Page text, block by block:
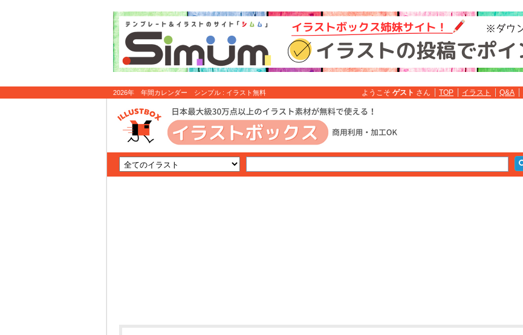
2026年 年間カレンダー シンプル : イラスト無料 ようこそ ゲスト さん TOP イラスト Q&A